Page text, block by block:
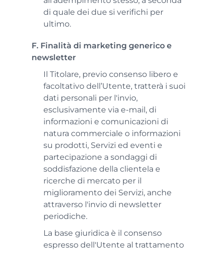
di quale dei due si verifichi per
ultimo.
F. Finalità di marketing generico e
newsletter
Il Titolare, previo consenso libero e
facoltativo dell’Utente, tratterà i suoi
dati personali per l'invio,
esclusivamente via e-mail, di
informazioni e comunicazioni di
natura commerciale o informazioni
su prodotti, Servizi ed eventi e
partecipazione a sondaggi di
soddisfazione della clientela e
ricerche di mercato per il
miglioramento dei Servizi, anche
attraverso l'invio di newsletter
periodiche.
La base giuridica è il consenso
espresso dell'Utente al trattamento